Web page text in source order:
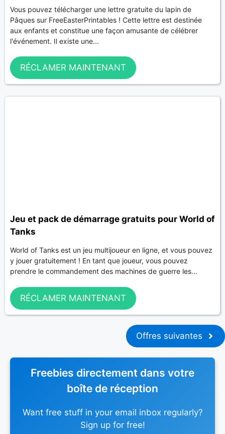
Vous pouvez télécharger une lettre gratuite du lapin de
Pâques sur FreeEasterPrintables ! Cette lettre est destinée
aux enfants et constitue une façon amusante de célébrer
l'événement. Il existe une...
RÉCLAMER MAINTENANT
Jeu et pack de démarrage gratuits pour World of
Tanks
World of Tanks est un jeu multijoueur en ligne, et vous pouvez
y jouer gratuitement ! En tant que joueur, vous pouvez
prendre le commandement des machines de guerre les...
RÉCLAMER MAINTENANT
Offres suivantes
Freebies directement dans votre
boîte de réception
Want free stuff in your email inbox regularly?
Sign up for free!